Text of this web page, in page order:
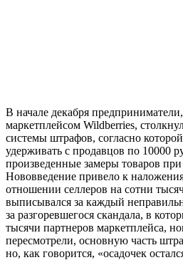
В начале декабря
маркетплейсом Wildberries,
системы штрафов, согласно
удерживать с продавцов по 10000
произведенные замеры товаров
Нововведение привело к
отношении селлеров на сотни
выписывался за каждый
за разгоревшегося скандала, в
тысячи партнеров маркетплейса,
пересмотрели, основную часть
но, как говорится, «осадочек